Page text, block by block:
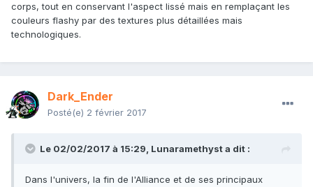
corps, tout en conservant l'aspect lissé mais en remplaçant les
couleurs flashy par des textures plus détaillées mais
technologiques.
Dark_Ender
Posté(e) 2 février 2017
Le 02/02/2017 à 15:29, Lunaramethysta dit :
Dans l'univers, la fin de l'Alliance et de ses principaux